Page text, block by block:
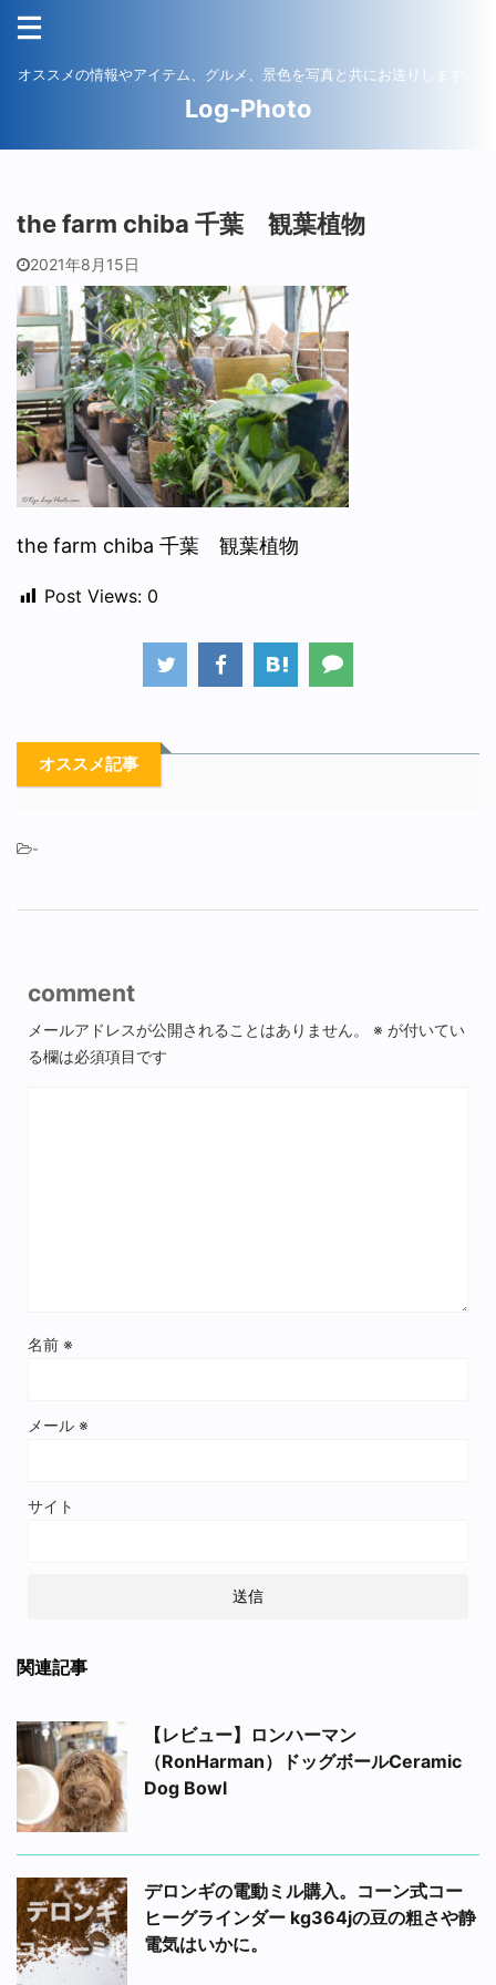
オススメの情報やアイテム、グルメ、景色を写真と共にお送りします。
Log-Photo
the farm chiba 千葉 観葉植物
2021年8月15日
the farm chiba 千葉 観葉植物
Post Views: 0
オススメ記事
-
comment
メールアドレスが公開されることはありません。 ※ が付いてい
る欄は必須項目です
名前 ※
メール ※
サイト
関連記事
【レビュー】ロンハーマン
（RonHarman）ドッグボールCeramic
Dog Bowl
デロンギの電動ミル購入。コーン式コー
ヒーグラインダー kg364jの豆の粗さや静
電気はいかに。